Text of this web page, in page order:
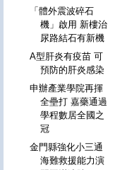
「體外震波碎石
機」啟用 新樓治
尿路結石有新機
A型肝炎有疫苗 可
預防的肝炎感染
申辦產業學院再揮
全壘打 嘉藥通過
學程數居全國之
冠
金門縣強化小三通
海難救援能力演